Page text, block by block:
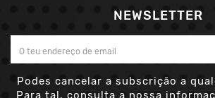
NEWSLETTER
Podes cancelar a subscrição a
Para tal, consulta a nossa